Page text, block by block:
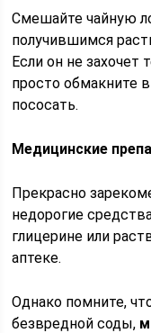
Смешайте чайную
получившимся
Если он не захочет
просто обмакните
пососать.
Медицинские
Прекрасно
недорогие
глицерине или
аптеке.
Однако помните,
безвредной соды,